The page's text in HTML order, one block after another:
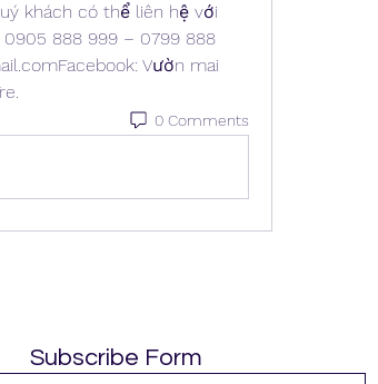
khách có thể liên hệ với
888 999 – 0799 888
Vườn mai
0 Comments
Subscribe Form